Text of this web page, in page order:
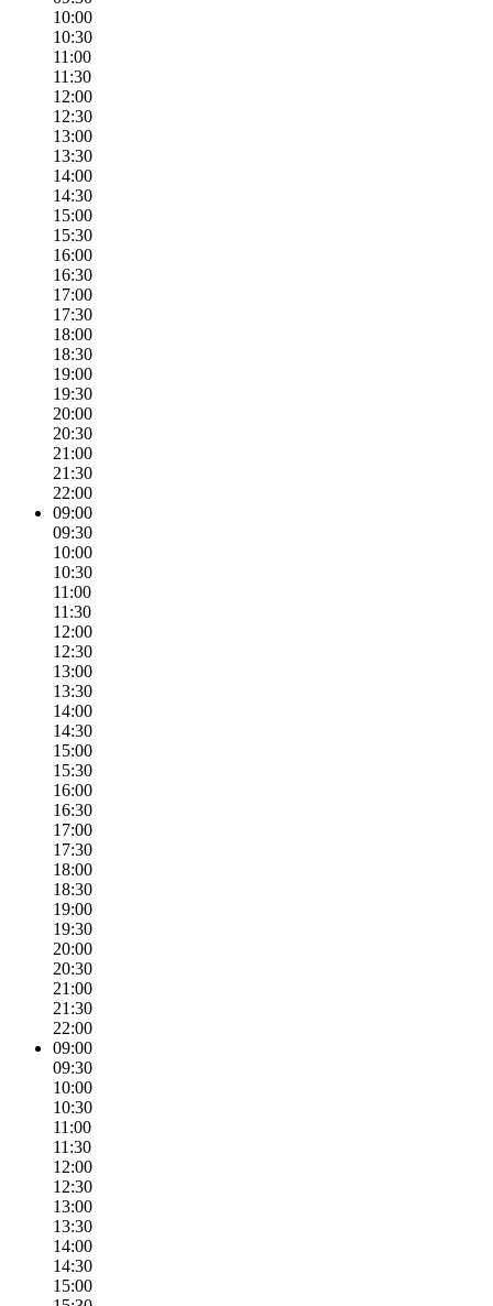
10:00
10:30
11:00
11:30
12:00
12:30
13:00
13:30
14:00
14:30
15:00
15:30
16:00
16:30
17:00
17:30
18:00
18:30
19:00
19:30
20:00
20:30
21:00
21:30
22:00
09:00
09:30
10:00
10:30
11:00
11:30
12:00
12:30
13:00
13:30
14:00
14:30
15:00
15:30
16:00
16:30
17:00
17:30
18:00
18:30
19:00
19:30
20:00
20:30
21:00
21:30
22:00
09:00
09:30
10:00
10:30
11:00
11:30
12:00
12:30
13:00
13:30
14:00
14:30
15:00